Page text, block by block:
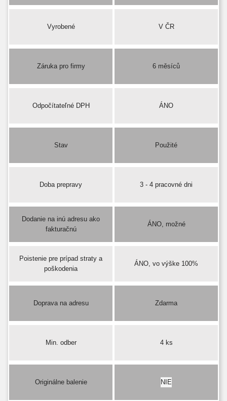
Vyrobené V ČR
Záruka pro firmy 6 měsíců
Odpočítateľné DPH ÁNO
Stav Použité
Doba prepravy 3 - 4 pracovné dni
Dodanie na inú adresu ako
fakturačnú
ÁNO, možné
Poistenie pre prípad straty a
poškodenia
ÁNO, vo výške 100%
Doprava na adresu Zdarma
Min. odber 4 ks
Originálne balenie NIE